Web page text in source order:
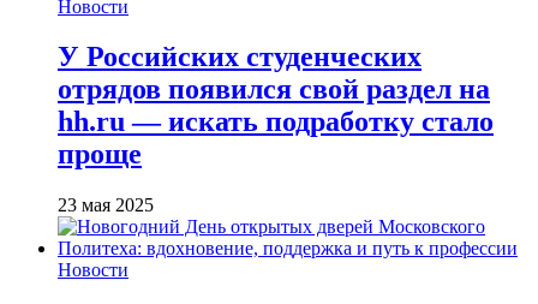
Новости
У Российских студенческих
отрядов появился свой раздел на
hh.ru — искать подработку стало
проще
23 мая 2025
Новости